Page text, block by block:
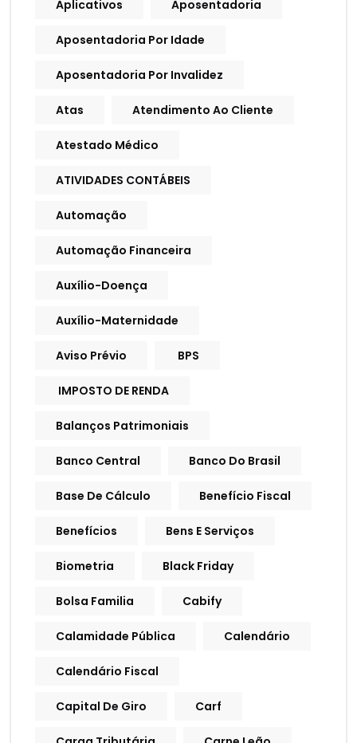
Aplicativos Aposentadoria
Aposentadoria Por Idade
Aposentadoria Por Invalidez
Atas Atendimento Ao Cliente
Atestado Médico
ATIVIDADES CONTÁBEIS
Automação
Automação Financeira
Auxílio-Doença
Auxílio-Maternidade
Aviso Prévio BPS
IMPOSTO DE RENDA
Balanços Patrimoniais
Banco Central Banco Do Brasil
Base De Cálculo Benefício Fiscal
Benefícios Bens E Serviços
Biometria Black Friday
Bolsa Familia Cabify
Calamidade Pública Calendário
Calendário Fiscal
Capital De Giro Carf